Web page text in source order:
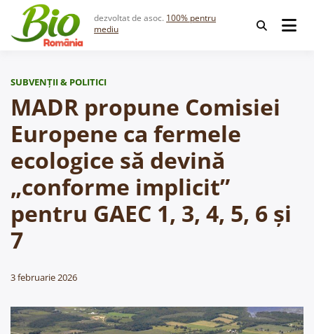
content
dezvoltat de asoc. 100% pentru
mediu
SUBVENȚII & POLITICI
MADR propune Comisiei
Europene ca fermele
ecologice să devină
„conforme implicit”
pentru GAEC 1, 3, 4, 5, 6 și
7
3 februarie 2026